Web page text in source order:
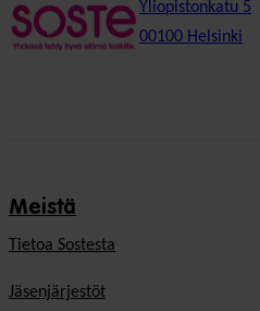
Yliopistonkatu 5
00100 Helsinki
Meistä
Tietoa Sostesta
Jäsenjärjestöt